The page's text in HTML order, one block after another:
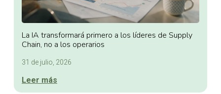
La IA transformará primero a los líderes de Supply
Chain, no a los operarios
31 de julio, 2026
Leer más